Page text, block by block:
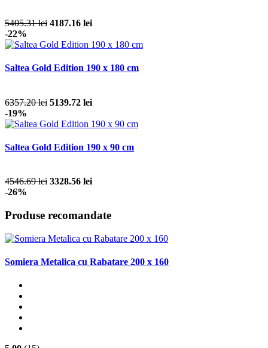
5405.31 lei 4187.16 lei
-22%
Saltea Gold Edition 190 x 180 cm
6357.20 lei 5139.72 lei
-19%
Saltea Gold Edition 190 x 90 cm
4546.69 lei 3328.56 lei
-26%
Produse recomandate
Somiera Metalica cu Rabatare 200 x 160